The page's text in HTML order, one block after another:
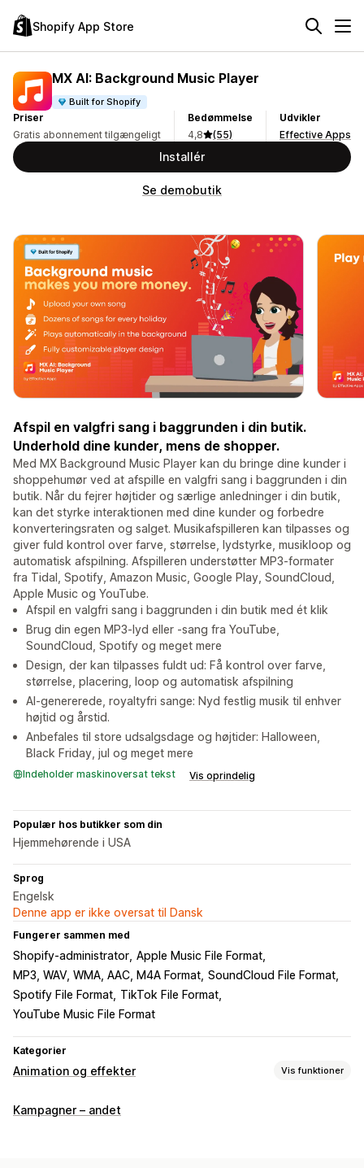
Shopify App Store
MX AI: Background Music Player
Built for Shopify
Priser
Gratis abonnement tilgængeligt
Bedømmelse
4,8
(55)
Udvikler
Effective Apps
Installér
Se demobutik
Afspil en valgfri sang i baggrunden i din butik.
Underhold dine kunder, mens de shopper.
Med MX Background Music Player kan du bringe dine kunder i
shoppehumør ved at afspille en valgfri sang i baggrunden i din
butik. Når du fejrer højtider og særlige anledninger i din butik,
kan det styrke interaktionen med dine kunder og forbedre
konverteringsraten og salget. Musikafspilleren kan tilpasses og
giver fuld kontrol over farve, størrelse, lydstyrke, musikloop og
automatisk afspilning. Afspilleren understøtter MP3-formater
fra Tidal, Spotify, Amazon Music, Google Play, SoundCloud,
Apple Music og YouTube.
Afspil en valgfri sang i baggrunden i din butik med ét klik
Brug din egen MP3-lyd eller -sang fra YouTube,
SoundCloud, Spotify og meget mere
Design, der kan tilpasses fuldt ud: Få kontrol over farve,
størrelse, placering, loop og automatisk afspilning
AI-genererede, royaltyfri sange: Nyd festlig musik til enhver
højtid og årstid.
Anbefales til store udsalgsdage og højtider: Halloween,
Black Friday, jul og meget mere
Indeholder maskinoversat tekst Vis oprindelig
Populær hos butikker som din
Hjemmehørende i USA
Sprog
Engelsk
Denne app er ikke oversat til Dansk
Fungerer sammen med
Shopify-administrator Apple Music File Format
MP3, WAV, WMA, AAC, M4A Format SoundCloud File Format
Spotify File Format TikTok File Format
YouTube Music File Format
Kategorier
Animation og effekter Vis funktioner
Tilpasning
Kampagner – andet